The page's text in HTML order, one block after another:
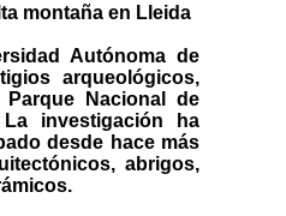
montaña en Lleida
Autónoma de
arqueológicos,
Nacional de
investigación ha
desde hace más
abrigos,